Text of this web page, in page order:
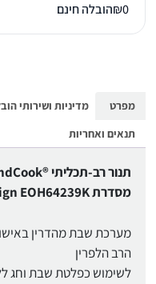
₪0 הובלה חינם
מפרט מדיניות ושירותי
תנאים ואחריות
מסדרת Borderless Design EOH64239K
מערכת שבת מהדרין
הרב הלפרין
לשימוש כפלטת שבת וחג